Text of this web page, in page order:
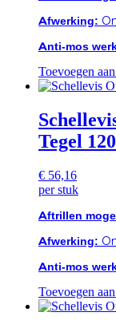
Afwerking:
Anti-mos
Toevoegen
Tegel
€ 56,16
per stuk
Aftrillen
Afwerking:
Anti-mos
Toevoegen